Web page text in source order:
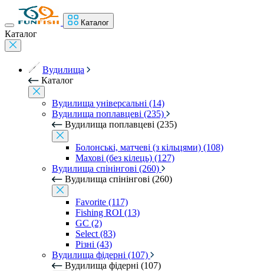
Каталог
Каталог
Вудилища
Каталог
Вудилища універсальні (14)
Вудилища поплавцеві (235)
Вудилища поплавцеві (235)
Болонські, матчеві (з кільцями) (108)
Махові (без кілець) (127)
Вудилища спінінгові (260)
Вудилища спінінгові (260)
Favorite (117)
Fishing ROI (13)
GC (2)
Select (83)
Різні (43)
Вудилища фідерні (107)
Вудилища фідерні (107)